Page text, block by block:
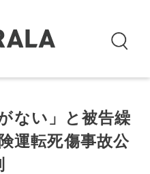
ない」と被告繰
運転死傷事故公